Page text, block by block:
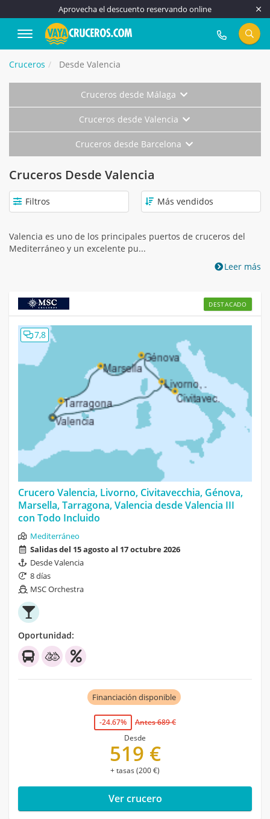
Aprovecha el descuento reservando online
917 815 555
Cruceros Desde Valencia
Cruceros desde Málaga
Cruceros desde Valencia
Cruceros desde Barcelona
Cruceros Desde Valencia
Filtros
Valencia es uno de los principales puertos de cruceros del
Mediterráneo y un excelente pu...
Leer más
DESTACADO
7,8
Crucero Valencia, Livorno, Civitavecchia, Génova,
Marsella, Tarragona, Valencia desde Valencia III
con Todo Incluido
Mediterráneo
Salidas del 15 agosto al 17 octubre 2026
Desde Valencia
8 días
MSC Orchestra
Oportunidad:
Financiación disponible
-24.67%
Antes 689 €
Desde
519 €
+ tasas (200 €)
Ver crucero